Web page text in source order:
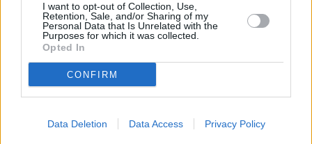
I want to opt-out of Collection, Use,
Retention, Sale, and/or Sharing of my
Personal Data that Is Unrelated with the
Purposes for which it was collected.
Opted In
CONFIRM
Data Deletion Data Access Privacy Policy
Stivostime.GR